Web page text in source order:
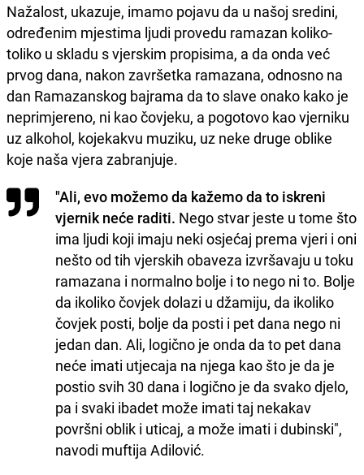
Nažalost, ukazuje, imamo pojavu da u našoj sredini,
određenim mjestima ljudi provedu ramazan koliko-
toliko u skladu s vjerskim propisima, a da onda već
prvog dana, nakon završetka ramazana, odnosno na
dan Ramazanskog bajrama da to slave onako kako je
neprimjereno, ni kao čovjeku, a pogotovo kao vjerniku
uz alkohol, kojekakvu muziku, uz neke druge oblike
koje naša vjera zabranjuje.
"Ali, evo možemo da kažemo da to iskreni
vjernik neće raditi. Nego stvar jeste u tome što
ima ljudi koji imaju neki osjećaj prema vjeri i oni
nešto od tih vjerskih obaveza izvršavaju u toku
ramazana i normalno bolje i to nego ni to. Bolje
da ikoliko čovjek dolazi u džamiju, da ikoliko
čovjek posti, bolje da posti i pet dana nego ni
jedan dan. Ali, logično je onda da to pet dana
neće imati utjecaja na njega kao što je da je
postio svih 30 dana i logično je da svako djelo,
pa i svaki ibadet može imati taj nekakav
površni oblik i uticaj, a može imati i dubinski",
navodi muftija Adilović.